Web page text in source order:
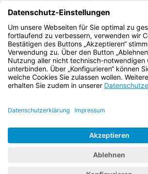
abgenommen werden.
(2) Die Qualifikationsprüfung für den
Qualifikationsebene ist modular
Bayern.de
BayernPortal
Impressum